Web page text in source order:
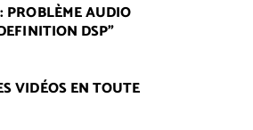
PROBLÈME AUDIO
DSP”
VIDÉOS EN TOUTE